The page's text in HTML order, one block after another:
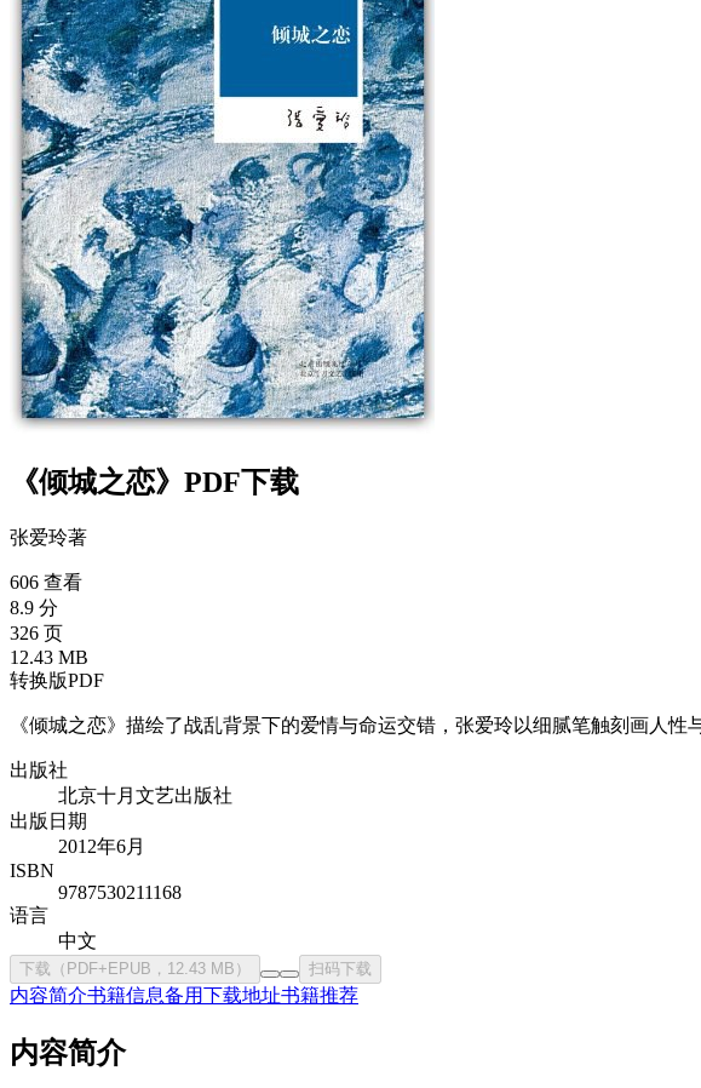
《倾城之恋》PDF下载
张爱玲著
606 查看
8.9 分
326 页
12.43 MB
转换版PDF
《倾城之恋》描绘了战乱背景下的爱情与命运交错，张爱玲以细腻笔触刻画人
出版社
北京十月文艺出版社
出版日期
2012年6月
ISBN
9787530211168
语言
中文
下载（PDF+EPUB，12.43 MB） 扫码下载
内容简介书籍信息备用下载地址书籍推荐
内容简介